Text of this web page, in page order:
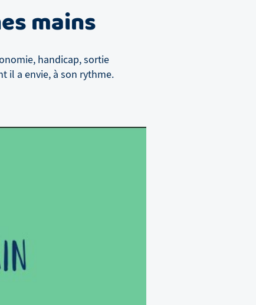
mains
handicap, sortie
il a envie, à son rythme.